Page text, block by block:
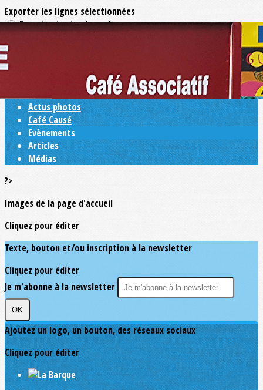
Exporter les lignes sélectionnées
Exporter toutes les colonnes
Menu
<
Actus photos
Café Causé
Evènements
Articles
Médias
?>
Images de la page d'accueil
Cliquez pour éditer
Texte, bouton et/ou inscription à la newsletter
Cliquez pour éditer
Je m'abonne à la newsletter
OK
Ajoutez un logo, un bouton, des réseaux sociaux
Cliquez pour éditer